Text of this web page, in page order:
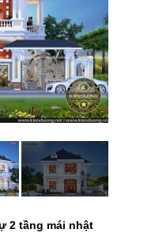
2 tầng mái nhật